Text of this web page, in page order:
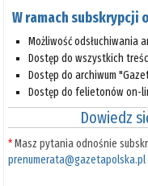
W ramach subskrypcji
Możliwość odsłuchiwania
Dostęp do wszystkich
Dostęp do archiwum
Dostęp do felietonów on-
Dowiedz
*Masz pytania odnośnie
prenumerata@gazetapolska.pl